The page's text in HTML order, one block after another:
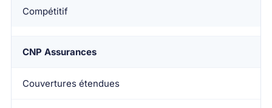
Compétitif
CNP Assurances
Couvertures étendues